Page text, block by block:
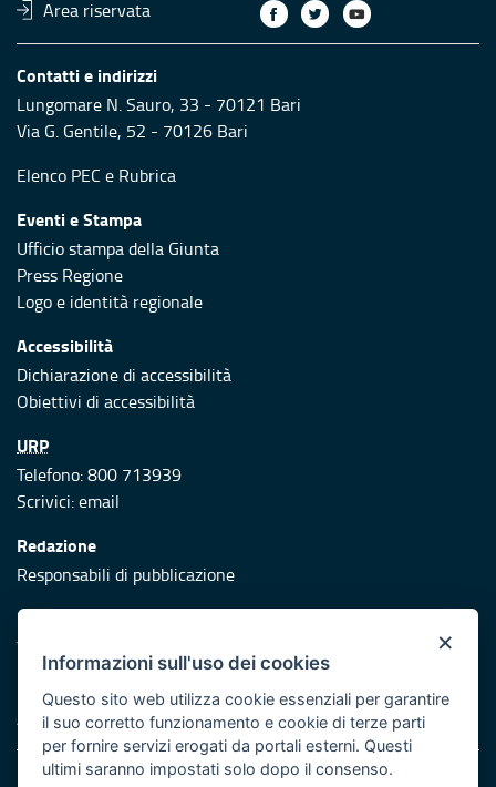
Area riservata
Contatti e indirizzi
Lungomare N. Sauro, 33 - 70121 Bari
Via G. Gentile, 52 - 70126 Bari
Elenco PEC e Rubrica
Eventi e Stampa
Ufficio stampa della Giunta
Press Regione
Logo e identità regionale
Accessibilità
Dichiarazione di accessibilità
Obiettivi di accessibilità
URP
Telefono: 800 713939
Scrivici:email
Redazione
Responsabili di pubblicazione
Protezione civile
Vai al sito di Protezione Civile Puglia
Iniziativa finanziata con risorse del POR Puglia 2014/2020 -
Asse XI
Note legali
×
Informazioni sull'uso dei cookies
Questo sito web utilizza cookie essenziali per garantire
il suo corretto funzionamento e cookie di terze parti
per fornire servizi erogati da portali esterni. Questi
ultimi saranno impostati solo dopo il consenso.